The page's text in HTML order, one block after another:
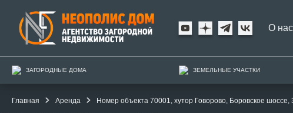
О нас
ЗАГОРОДНЫЕ ДОМА ЗЕМЕЛЬНЫЕ УЧАСТКИ
Главная Аренда Номер объекта 70001, хутор Говорово, Боровское шоссе,